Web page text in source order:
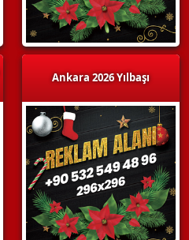
Ankara 2026 Yılbaşı